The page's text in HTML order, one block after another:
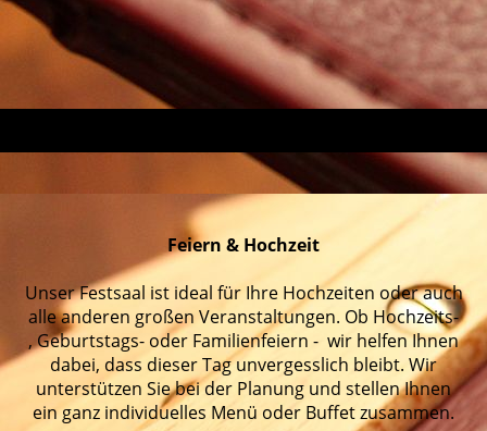
Feiern & Hochzeit
Unser Festsaal ist ideal für Ihre Hochzeiten oder auch
alle anderen großen Veranstaltungen. Ob Hochzeits-
, Geburtstags- oder Familienfeiern - wir helfen Ihnen
dabei, dass dieser Tag unvergesslich bleibt. Wir
unterstützen Sie bei der Planung und stellen Ihnen
ein ganz individuelles Menü oder Buffet zusammen.